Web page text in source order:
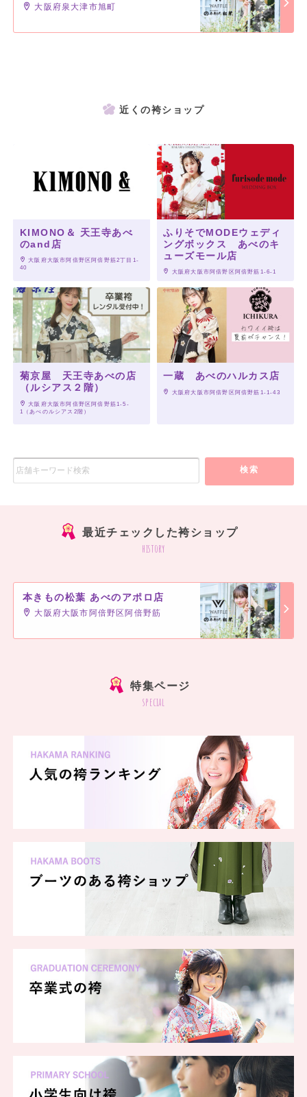
大阪府泉大津市旭町
近くの袴ショップ
KIMONO＆ 天王寺あべ
のand店
大阪府大阪市阿倍野区阿倍野筋2丁目1-
40
ふりそでMODEウェディ
ングボックス あべのキ
ューズモール店
大阪府大阪市阿倍野区阿倍野筋1-6-1
菊京屋 天王寺あべの店
（ルシアス２階）
大阪府大阪市阿倍野区阿倍野筋1-5-
1（あべのルシアス2階）
一蔵 あべのハルカス店
大阪府大阪市阿倍野区阿倍野筋1-1-43
検索
最近チェックした袴ショップ
history
本きもの松葉 あべのアポロ店
大阪府大阪市阿倍野区阿倍野筋
特集ページ
special